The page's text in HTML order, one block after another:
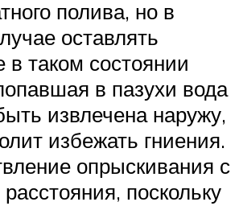
полива, но в
оставлять
в таком состоянии
в пазухи вода
извлечена наружу,
избежать гниения.
опрыскивания с
расстояния, поскольку